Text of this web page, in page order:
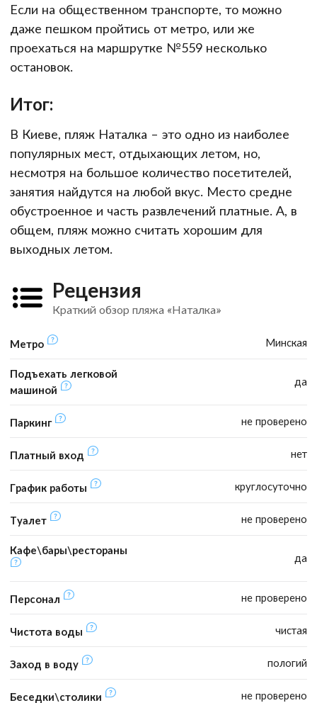
Если на общественном транспорте, то можно
даже пешком пройтись от метро, или же
проехаться на маршрутке №559 несколько
остановок.
Итог:
В Киеве, пляж Наталка – это одно из наиболее
популярных мест, отдыхающих летом, но,
несмотря на большое количество посетителей,
занятия найдутся на любой вкус. Место средне
обустроенное и часть развлечений платные. А, в
общем, пляж можно считать хорошим для
выходных летом.
Рецензия
Краткий обзор пляжа «Наталка»
Метро Минская
Подъехать легковой
машиной
да
Паркинг не проверено
Платный вход нет
График работы круглосуточно
Туалет не проверено
Кафе\бары\рестораны
да
Персонал не проверено
Чистота воды чистая
Заход в воду пологий
Беседки\столики не проверено